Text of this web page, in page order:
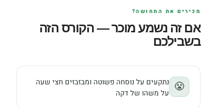
מכירים את התחושה?
אם זה נשמע מוכר — הקורס הזה
בשבילכם
😤 נתקעים על נוסחה פשוטה ומבזבזים חצי שעה
על משהו של דקה